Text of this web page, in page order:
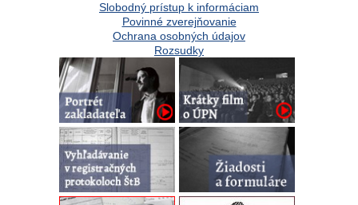
Slobodný prístup k informáciam
Povinné zverejňovanie
Ochrana osobných údajov
Rozsudky